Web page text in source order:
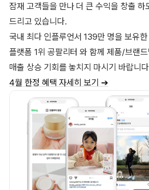
잠재 고객들을 만나 더 큰 수익을 창출 하
드리고 있습니다.
국내 최다 인플루언서 139만 명을 보유한
플랫폼 1위 공팔리터 와 함께 제품/브랜
매출 상승 기회를 놓치지 마시기 바랍니
4월 한정 혜택 자세히 보기 ➔